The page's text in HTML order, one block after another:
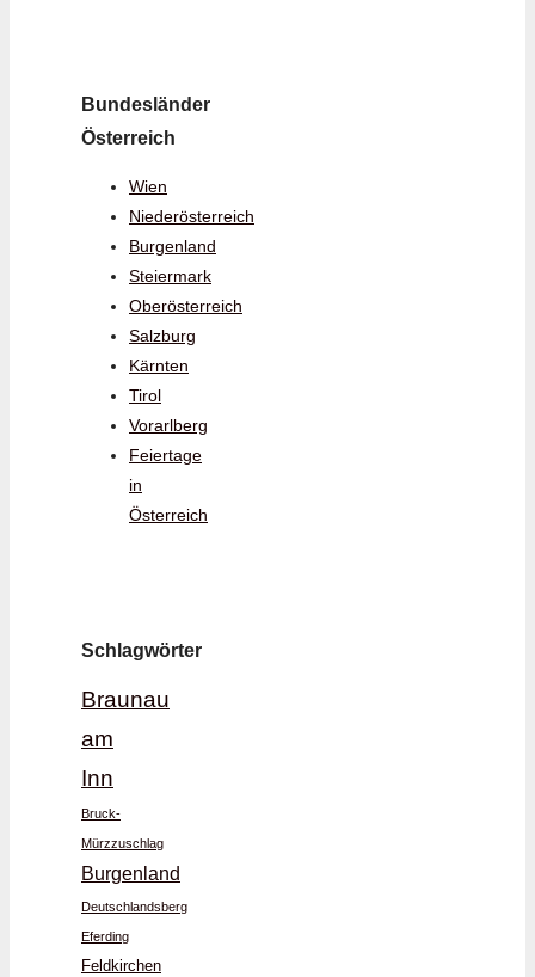
Bundesländer
Österreich
Wien
Niederösterreich
Burgenland
Steiermark
Oberösterreich
Salzburg
Kärnten
Tirol
Vorarlberg
Feiertage
in
Österreich
Schlagwörter
Braunau
am
Inn
Bruck-
Mürzzuschlag
Burgenland
Deutschlandsberg
Eferding
Feldkirchen